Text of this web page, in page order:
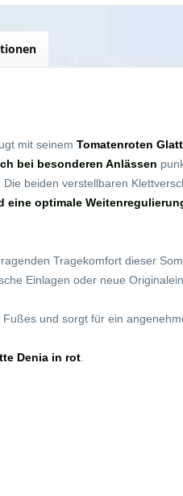
mit seinem Tomatenroten
bei besonderen Anlässen
beiden verstellbaren
eine optimale
Tragekomfort dieser
Einlagen oder neue
und sorgt für ein
Denia in rot